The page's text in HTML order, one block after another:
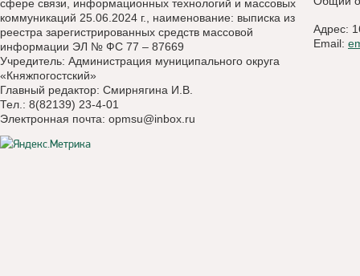
сфере связи, информационных технологий и массовых
коммуникаций 25.06.2024 г., наименование: выписка из
реестра зарегистрированных средств массовой
информации ЭЛ № ФС 77 – 87669
Учредитель: Администрация муниципального округа
«Княжпогостский»
Главный редактор: Смирнягина И.В.
Тел.: 8(82139) 23-4-01
Электронная почта: opmsu@inbox.ru
Адрес:
Email: